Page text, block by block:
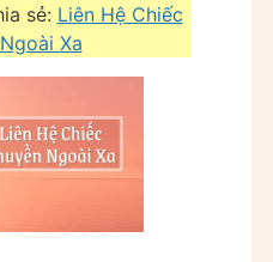
sẻ: Liên Hệ Chiếc
Xa